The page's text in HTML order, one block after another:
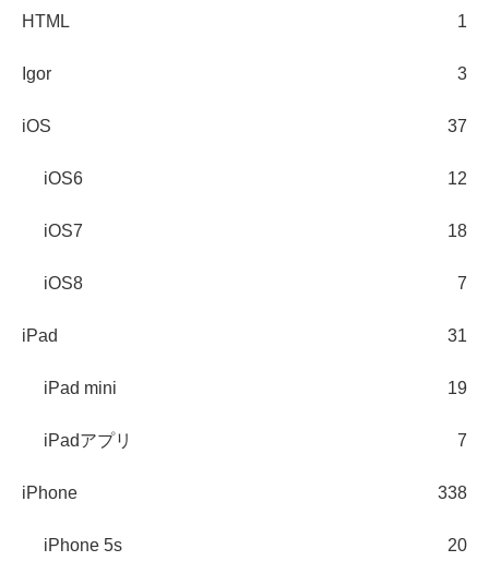
HTML 1
Igor 3
iOS 37
iOS6 12
iOS7 18
iOS8 7
iPad 31
iPad mini 19
iPadアプリ 7
iPhone 338
iPhone 5s 20